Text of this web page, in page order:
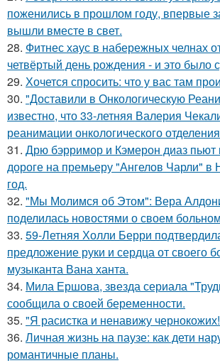
поженились в прошлом году, впервые
вышли вместе в свет.
28. Фитнес хаус в набережных челнах
четвёртый день рождения - и это было
29. Хочется спросить: что у вас там
30. "Доставили в Онкологическую
известно, что 33-летняя Валерия
реанимации онкологического
31. Дрю бэрримор и Кэмерон диаз
дороге на премьеру "Ангелов Чарли" в
год.
32. "Мы Молимся об Этом": Вера
поделилась новостями о своем
33. 59-Летняя Холли Берри
предложение руки и сердца от своего
музыканта Вана ханта.
34. Мила Ершова, звезда сериала
сообщила о своей беременности.
35. "Я расистка и ненавижу чернокожих!
36. Личная жизнь на паузе: как дети
романтичные планы.